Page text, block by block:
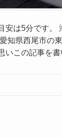
安は5分です。
知県西尾市の
いこの記事を書